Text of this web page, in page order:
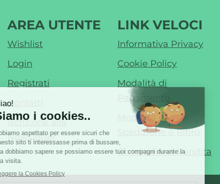
ORALE
NOTTE AL
CARRELLO
IN
AREA UTENTE
Wishlist
Login
Registrati
Contatti
Iscrizione alla
Newsletter
LINK VELOCI
Informativa Privacy
Cookie Policy
Modalità di
Pagamento
Modalità di
Spedizione e Ritiro
Condizioni di Vendita